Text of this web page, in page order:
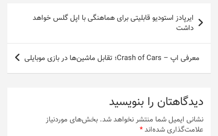
راهبری
نوشتهایرپادز استودیو قابلیتی برای هماهنگی با اپل گلس خواهد
داشت
معرفی اپ – Crash of Cars؛ تقابل ماشین‌ها در بازی موبایلی
دیدگاهتان را بنویسید
نشانی ایمیل شما منتشر نخواهد شد. بخش‌های موردنیاز
علامت‌گذاری شده‌اند*